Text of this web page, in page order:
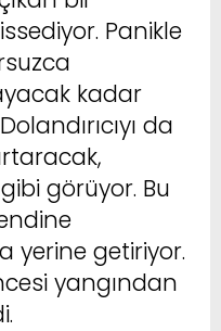
Panikle
kadar
da
görüyor. Bu
yerine getiriyor.
yangından